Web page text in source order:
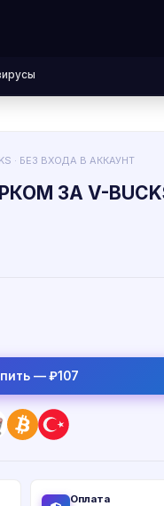
· БЕЗ ВХОДА В АККАУНТ
ЗА V-BUCKS
— ₽107
Оплата